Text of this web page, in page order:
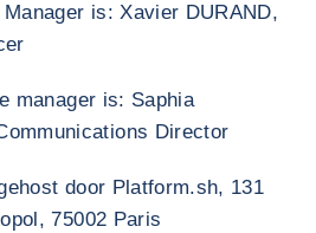
is: Xavier DURAND,
manager is: Saphia
Director
door Platform.sh, 131
75002 Paris